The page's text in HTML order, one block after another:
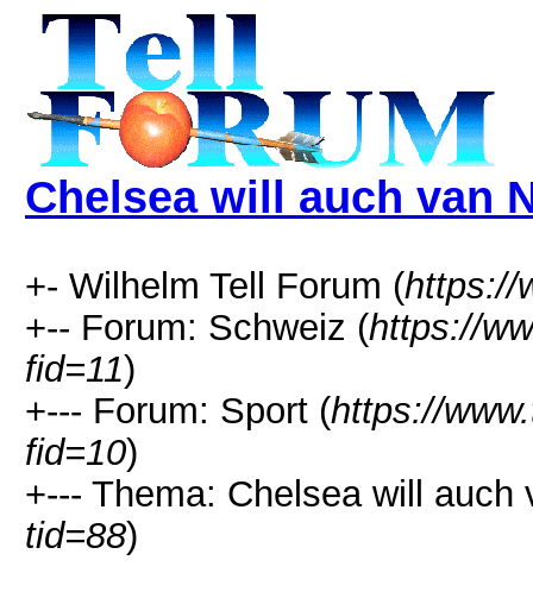
Chelsea will auch van
+- Wilhelm Tell Forum (https://
+-- Forum: Schweiz (https://
fid=11)
+--- Forum: Sport (https://
fid=10)
+--- Thema: Chelsea will auch
tid=88)